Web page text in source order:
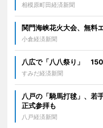
相模原町田経済新聞
関門海峡花火大会、無料
小倉経済新聞
八広で「八八祭り」
すみだ経済新聞
八戸の「騎馬打毬」、
正式参拝も
八戸経済新聞